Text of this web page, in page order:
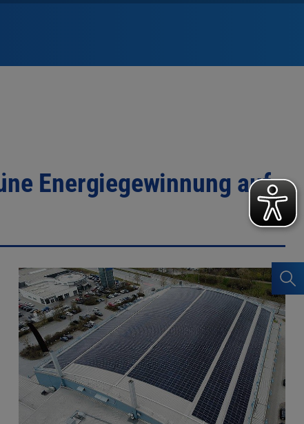
Energiegewinnung auf